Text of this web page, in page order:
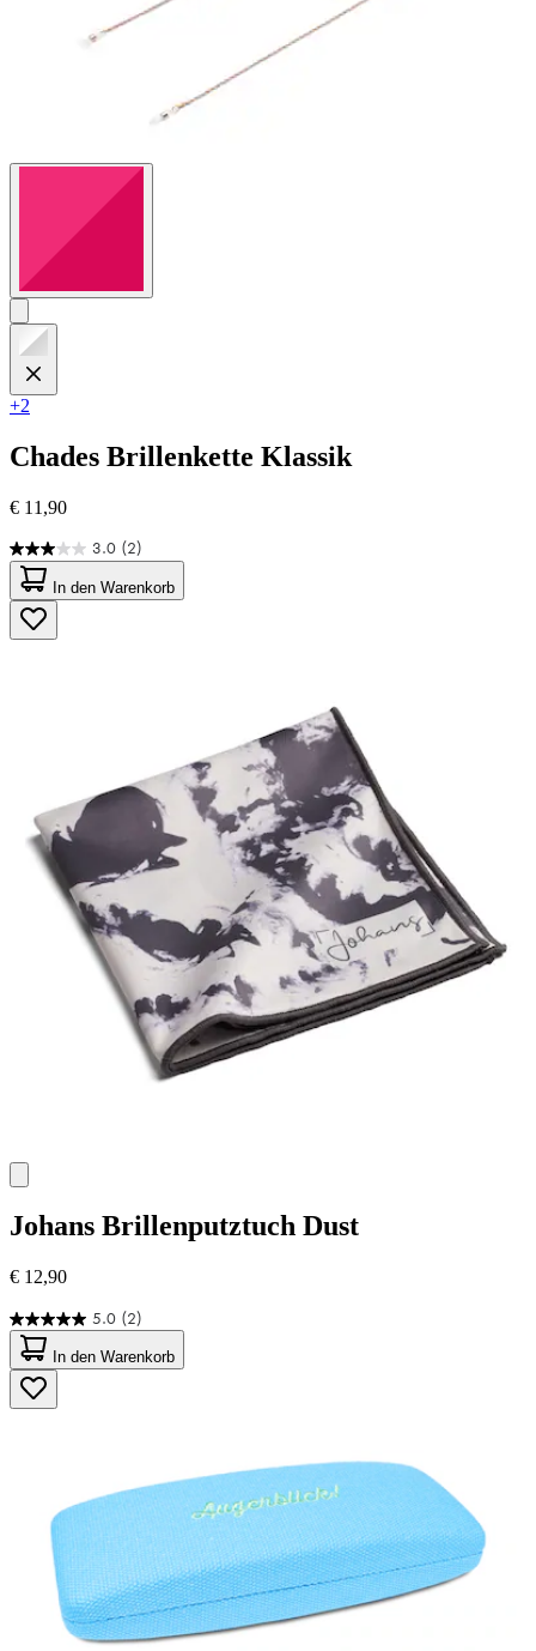
+2
Chades Brillenkette Klassik
€ 11,90
3.0 (2)
3.0
von
5
Sternen.
2
In den Warenkorb
Johans Brillenputztuch Dust
€ 12,90
5.0 (2)
5.0
von
5
Sternen.
2
In den Warenkorb